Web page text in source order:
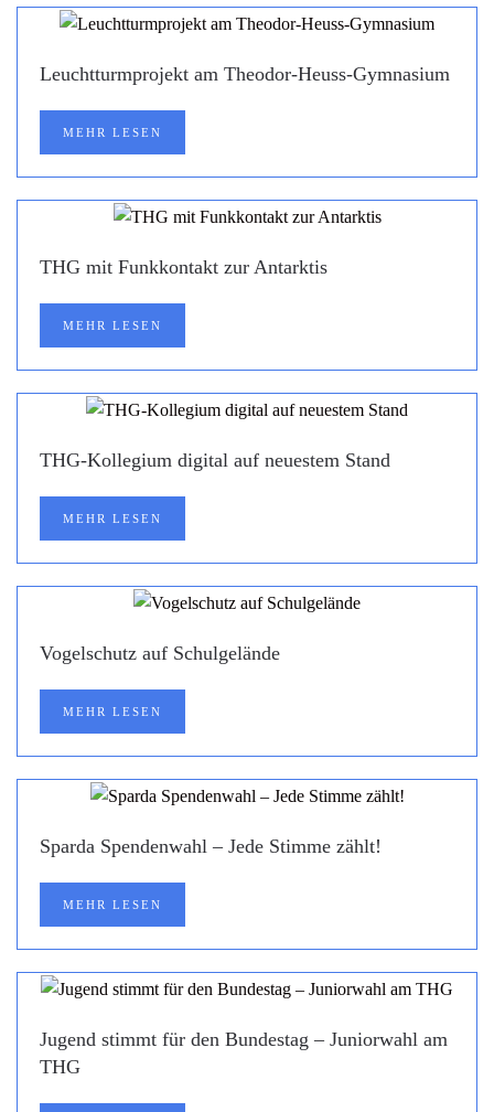
Leuchtturmprojekt am Theodor-Heuss-Gymnasium
MEHR LESEN
THG mit Funkkontakt zur Antarktis
MEHR LESEN
THG-Kollegium digital auf neuestem Stand
MEHR LESEN
Vogelschutz auf Schulgelände
MEHR LESEN
Sparda Spendenwahl – Jede Stimme zählt!
MEHR LESEN
Jugend stimmt für den Bundestag – Juniorwahl am
THG